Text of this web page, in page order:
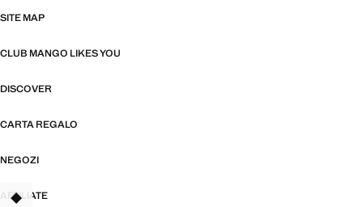
SITE MAP
CLUB MANGO LIKES YOU
DISCOVER
CARTA REGALO
NEGOZI
AFFILIATE